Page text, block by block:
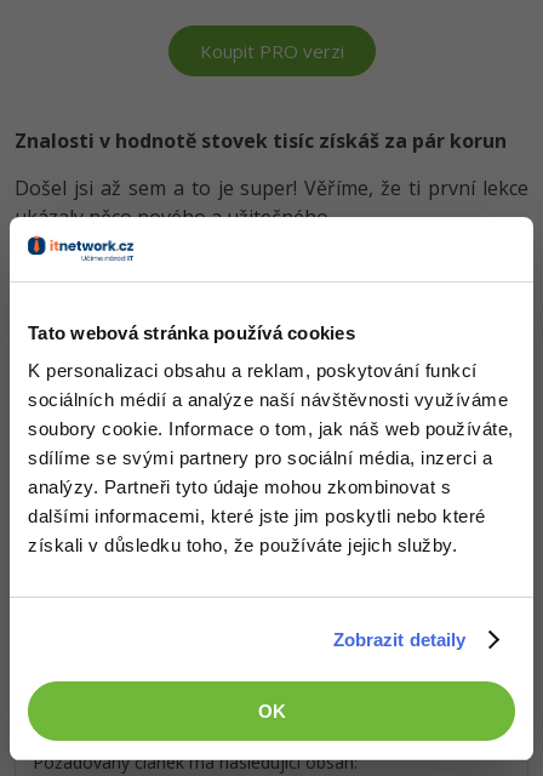
Tato webová stránka používá cookies
K personalizaci obsahu a reklam, poskytování funkcí
sociálních médií a analýze naší návštěvnosti využíváme
soubory cookie. Informace o tom, jak náš web používáte,
sdílíme se svými partnery pro sociální média, inzerci a
analýzy. Partneři tyto údaje mohou zkombinovat s
dalšími informacemi, které jste jim poskytli nebo které
získali v důsledku toho, že používáte jejich služby.
Zobrazit detaily
OK
Photoshop -80%
Adobe Lightroom -30%
Adobe XD -15%
Adobe InDesign
Adobe After Effects
Blender -80%
Inkscape
Fotografování -80%
Video
Pro firmy
Koupit PRO verzi
Znalosti v hodnotě stovek tisíc získáš za pár korun
Došel jsi až sem a to je super! Věříme, že ti první lekce
ukázaly něco nového a užitečného.
Chceš v kurzu pokračovat? Přejdi do
Obsah článku spadá pod licenciPremium, koupí článku souhlasíš
smluvními podmínkami
Co od nás v dalších lekcích dostaneš?
Přístup k jednotlivým lekcím dle způsobu pořízení.
Kvalitní znalostiv oblasti IT.
Dovednosti, které ti pomohou získat vysněnou a
Požadovaný článek má následující obsah: